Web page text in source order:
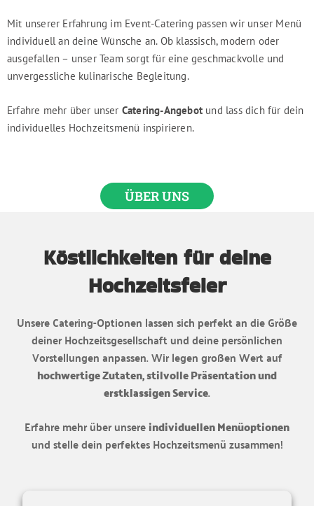
Mit unserer Erfahrung im Event-Catering passen wir unser Menü
individuell an deine Wünsche an. Ob klassisch, modern oder
ausgefallen – unser Team sorgt für eine geschmackvolle und
unvergessliche kulinarische Begleitung.
Erfahre mehr über unser Catering-Angebot und lass dich für dein
individuelles Hochzeitsmenü inspirieren.
ÜBER UNS
Köstlichkeiten für deine
Hochzeitsfeier
Unsere Catering-Optionen lassen sich perfekt an die Größe
deiner Hochzeitsgesellschaft und deine persönlichen
Vorstellungen anpassen. Wir legen großen Wert auf
hochwertige Zutaten, stilvolle Präsentation und
erstklassigen Service.
Erfahre mehr über unsereindividuellen Menüoptionen
und stelle dein perfektes Hochzeitsmenü zusammen!